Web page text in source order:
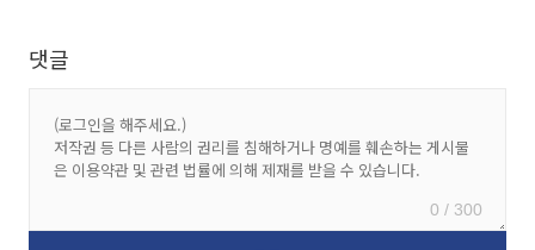
댓글
0 / 300